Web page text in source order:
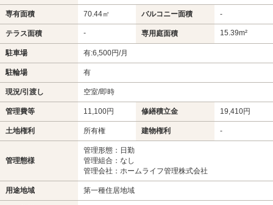
専有面積 70.44㎡ バルコニー面積 -
テラス面積 - 専用庭面積 15.39m²
駐車場 有:6,500円/月
駐輪場 有
現況/引渡し 空室/即時
管理費等 11,100円 修繕積立金 19,410円
土地権利 所有権 建物権利 -
管理態様
管理形態：日勤
管理組合：なし
管理会社：ホームライフ管理株式会社
用途地域 第一種住居地域